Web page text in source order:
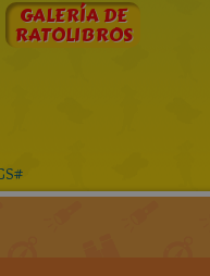
GALERÍA DE
RATOLIBROS